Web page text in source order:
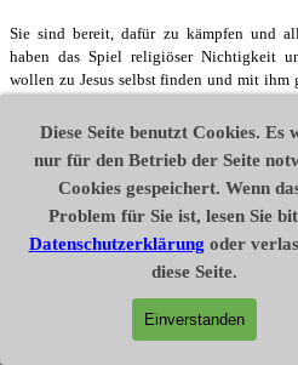
Diese Seite benutzt Cookies. Es
nur für den Betrieb der Seite
Cookies gespeichert. Wenn
Problem für Sie ist, lesen Sie
Datenschutzerklärung oder
diese Seite.
Einverstanden
Sie sind bereit, dafür zu kämpfen und
haben das Spiel religiöser Nichtigkeit
wollen zu Jesus selbst finden und mit ihm
Kraft des Alten lockert ihren Griff, die
Davids steht bevor. In der Wüste
Datenschutz
Disclaimer
Impressum
Widerrufsrecht
Vertrag widerrufen